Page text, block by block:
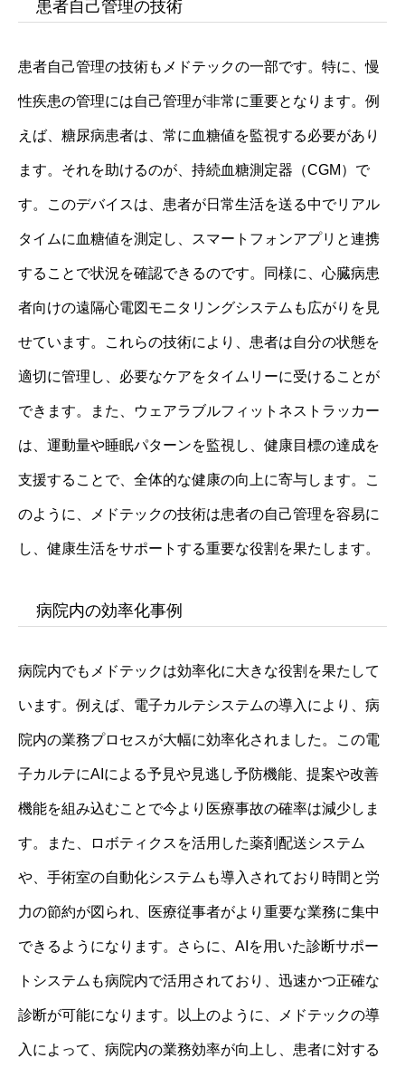
患者自己管理の技術
患者自己管理の技術もメドテックの一部です。特に、慢
性疾患の管理には自己管理が非常に重要となります。例
えば、糖尿病患者は、常に血糖値を監視する必要があり
ます。それを助けるのが、持続血糖測定器（CGM）で
す。このデバイスは、患者が日常生活を送る中でリアル
タイムに血糖値を測定し、スマートフォンアプリと連携
することで状況を確認できるのです。同様に、心臓病患
者向けの遠隔心電図モニタリングシステムも広がりを見
せています。これらの技術により、患者は自分の状態を
適切に管理し、必要なケアをタイムリーに受けることが
できます。また、ウェアラブルフィットネストラッカー
は、運動量や睡眠パターンを監視し、健康目標の達成を
支援することで、全体的な健康の向上に寄与します。こ
のように、メドテックの技術は患者の自己管理を容易に
し、健康生活をサポートする重要な役割を果たします。
病院内の効率化事例
病院内でもメドテックは効率化に大きな役割を果たして
います。例えば、電子カルテシステムの導入により、病
院内の業務プロセスが大幅に効率化されました。この電
子カルテにAIによる予見や見逃し予防機能、提案や改善
機能を組み込むことで今より医療事故の確率は減少しま
す。また、ロボティクスを活用した薬剤配送システム
や、手術室の自動化システムも導入されており時間と労
力の節約が図られ、医療従事者がより重要な業務に集中
できるようになります。さらに、AIを用いた診断サポー
トシステムも病院内で活用されており、迅速かつ正確な
診断が可能になります。以上のように、メドテックの導
入によって、病院内の業務効率が向上し、患者に対する